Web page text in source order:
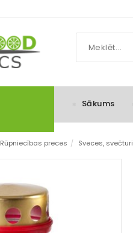
Sākums
Rūpniecības preces / Sveces, svečturi